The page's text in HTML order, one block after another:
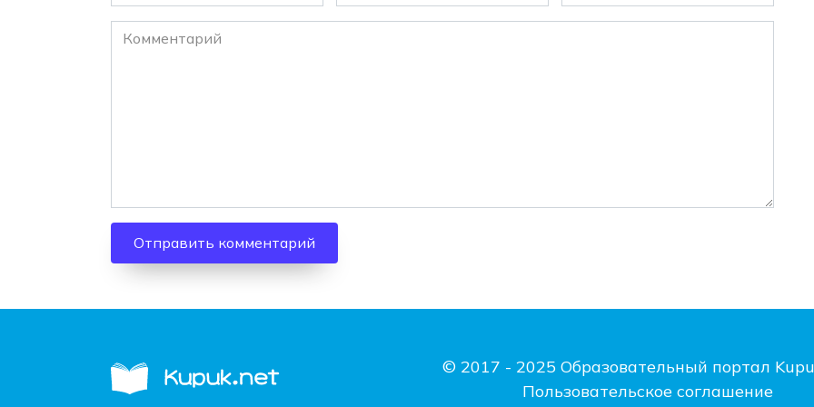
Комментарий
© 2017 - 2025 Образовательный портал
Пользовательское соглашение